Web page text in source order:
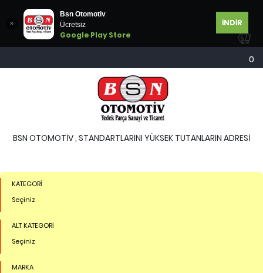
Bsn Otomotiv
Ücretsiz
Google Play Store
İNDİR
0
BSN OTOMOTİV , STANDARTLARINI YÜKSEK TUTANLARIN ADRESİ
KATEGORİ
Seçiniz
ALT KATEGORİ
Seçiniz
MARKA